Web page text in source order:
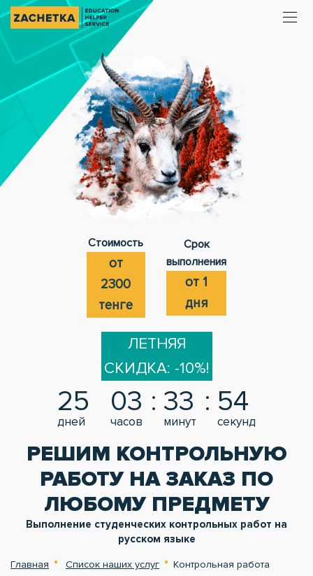
Стоимость
от
2300
тенге
Срок
выполнения
от 1
дня
ЛЕТНЯЯ
СКИДКА: -10%!
25
дней
03
часов
33
минут
54
секунд
РЕШИМ КОНТРОЛЬНУЮ
РАБОТУ НА ЗАКАЗ ПО
ЛЮБОМУ ПРЕДМЕТУ
Выполнение студенческих контрольных работ на
русском языке
Главная Список наших услуг Контрольная работа